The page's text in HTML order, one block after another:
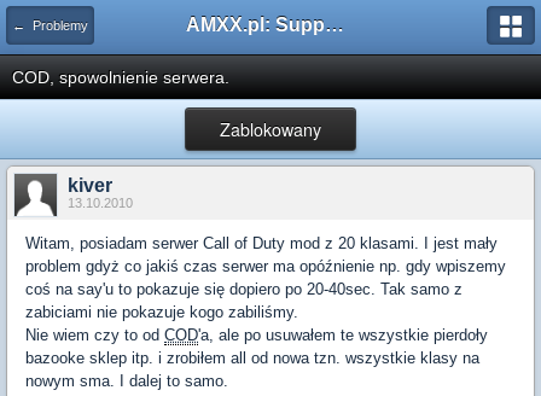
← Problemy AMXX.pl: Support AMX Mod X i SourceMod
COD, spowolnienie serwera.
Zablokowany
kiver
13.10.2010
Witam, posiadam serwer Call of Duty mod z 20 klasami. I jest mały
problem gdyż co jakiś czas serwer ma opóźnienie np. gdy wpiszemy
coś na say'u to pokazuje się dopiero po 20-40sec. Tak samo z
zabiciami nie pokazuje kogo zabiliśmy.
Nie wiem czy to od COD'a, ale po usuwałem te wszystkie pierdoły
bazooke sklep itp. i zrobiłem all od nowa tzn. wszystkie klasy na
nowym sma. I dalej to samo.